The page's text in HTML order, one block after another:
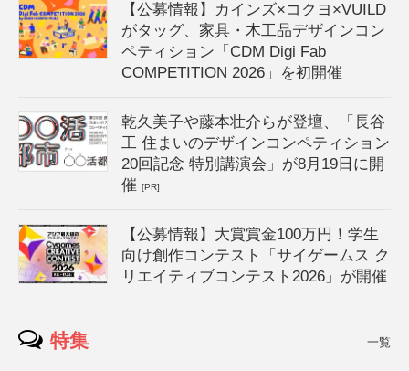
【公募情報】カインズ×コクヨ×VUILD
がタッグ、家具・木工品デザインコン
ペティション「CDM Digi Fab
COMPETITION 2026」を初開催
乾久美子や藤本壮介らが登壇、「長谷
工 住まいのデザインコンペティション
20回記念 特別講演会」が8月19日に開
催[PR]
【公募情報】大賞賞金100万円！学生
向け創作コンテスト「サイゲームス ク
リエイティブコンテスト2026」が開催
特集 一覧